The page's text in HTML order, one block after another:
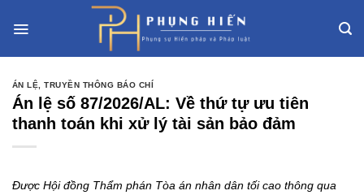
ÁN LỆ ,TRUYỀN THÔNG BÁO CHÍ
Án lệ số 87/2026/AL: Về thứ tự ưu tiên
thanh toán khi xử lý tài sản bảo đảm
Được Hội đồng Thẩm phán Tòa án nhân dân tối cao thông qua